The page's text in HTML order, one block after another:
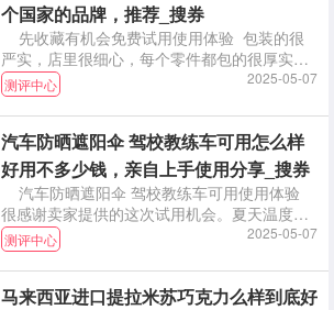
个国家的品牌，推荐_搜券
先收藏有机会免费试用使用体验 包装的很
严实，店里很细心，每个零件都包的很厚实，
都有做保护措
测评中心 2025-05-07
汽车防晒遮阳伞 驾校教练车可用怎么样
好用不多少钱，亲自上手使用分享_搜券
汽车防晒遮阳伞 驾校教练车可用使用体验
很感谢卖家提供的这次试用机会。夏天温度太
高，有了这
测评中心 2025-05-07
马来西亚进口提拉米苏巧克力么样到底好